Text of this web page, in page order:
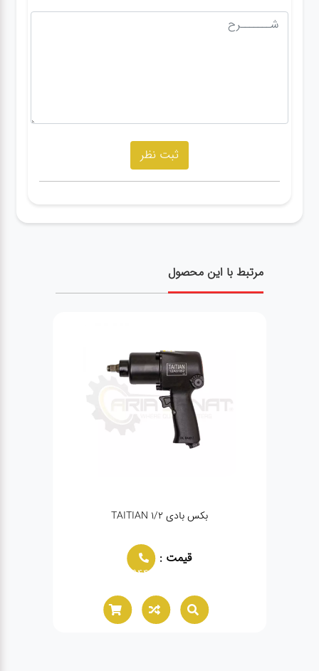
مرتبط با این محصول
بکس بادی TAITIAN 1/2
قیمت :
02166021944